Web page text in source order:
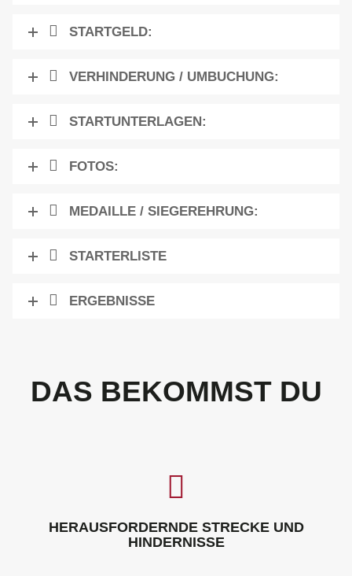
STARTGELD:
VERHINDERUNG / UMBUCHUNG:
STARTUNTERLAGEN:
FOTOS:
MEDAILLE / SIEGEREHRUNG:
STARTERLISTE
ERGEBNISSE
DAS BEKOMMST DU
HERAUSFORDERNDE STRECKE UND
HINDERNISSE